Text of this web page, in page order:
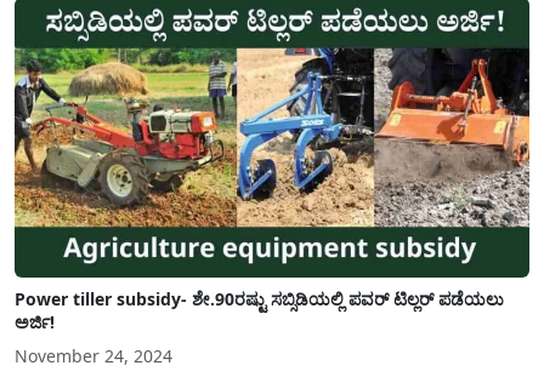
Power tiller subsidy- ಶೇ.90ರಷ್ಟು ಸಬ್ಸಿಡಿಯಲ್ಲಿ ಪವರ್ ಟಿಲ್ಲರ್ ಪಡೆಯಲು
ಅರ್ಜಿ!
November 24, 2024